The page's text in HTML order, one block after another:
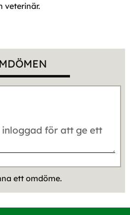
veterinär.
ett omdöme.